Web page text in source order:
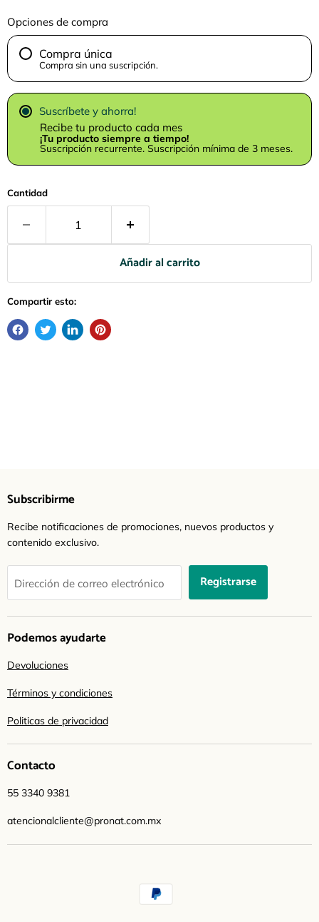
Opciones de compra
Compra única
Compra sin una suscripción.
Suscríbete y ahorra!
Recibe tu producto cada mes
¡Tu producto siempre a tiempo!
Suscripción recurrente. Suscripción mínima de 3 meses.
Cantidad
Añadir al carrito
Compartir esto:
Subscribirme
Recibe notificaciones de promociones, nuevos productos y
contenido exclusivo.
Dirección de correo electrónico Registrarse
Podemos ayudarte
Devoluciones
Términos y condiciones
Politicas de privacidad
Contacto
55 3340 9381
atencionalcliente@pronat.com.mx